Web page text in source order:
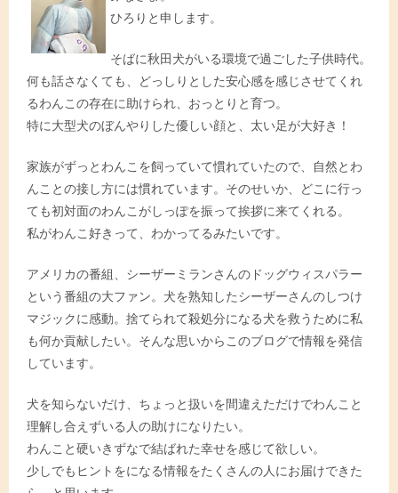
ひろりと申します。
そばに秋田犬がいる環境で過ごした子供時代。
何も話さなくても、どっしりとした安心感を感じさせてくれ
るわんこの存在に助けられ、おっとりと育つ。
特に大型犬のぼんやりした優しい顔と、太い足が大好き！
家族がずっとわんこを飼っていて慣れていたので、自然とわ
んことの接し方には慣れています。そのせいか、どこに行っ
ても初対面のわんこがしっぽを振って挨拶に来てくれる。
私がわんこ好きって、わかってるみたいです。
アメリカの番組、シーザーミランさんのドッグウィスパラー
という番組の大ファン。犬を熟知したシーザーさんのしつけ
マジックに感動。捨てられて殺処分になる犬を救うために私
も何か貢献したい。そんな思いからこのブログで情報を発信
しています。
犬を知らないだけ、ちょっと扱いを間違えただけでわんこと
理解し合えずいる人の助けになりたい。
わんこと硬いきずなで結ばれた幸せを感じて欲しい。
少しでもヒントをになる情報をたくさんの人にお届けできた